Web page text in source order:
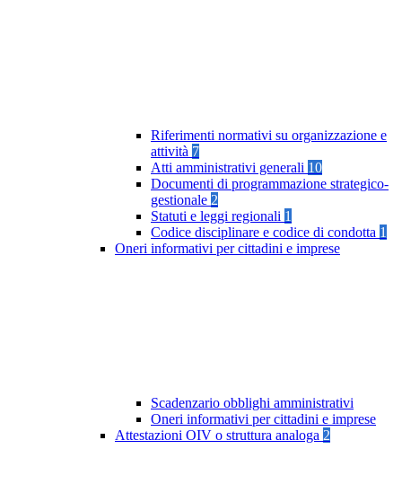
Riferimenti normativi su organizzazione e
attività 7
Atti amministrativi generali 10
Documenti di programmazione strategico-
gestionale 2
Statuti e leggi regionali 1
Codice disciplinare e codice di condotta 1
Oneri informativi per cittadini e imprese
Scadenzario obblighi amministrativi
Oneri informativi per cittadini e imprese
Attestazioni OIV o struttura analoga 2